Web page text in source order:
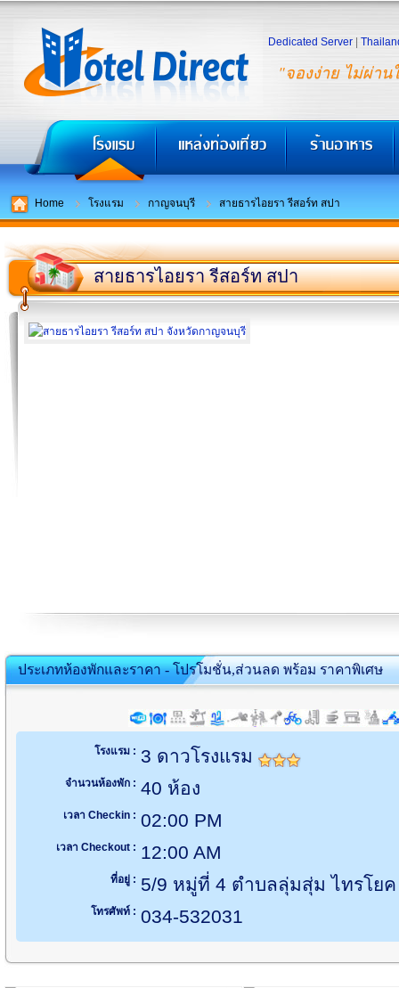
"จองง่าย ไม่ผ่าน
Dedicated Server
Home โรงแรม กาญจนบุรี สายธารไอยรา รีสอร์ท สปา
สายธารไอยรา รีสอร์ท สปา
ประเภทห้องพักและราคา - โปรโมชั่น,ส่วนลด พร้อม ราคาพิเศษ
โรงแรม : 3 ดาวโรงแรม
จำนวนห้องพัก : 40 ห้อง
เวลา Checkin : 02:00 PM
เวลา Checkout : 12:00 AM
ที่อยู่ : 5/9 หมู่ที่ 4 ตำบลลุ่มสุ่ม ไทรโย
โทรศัพท์ : 034-532031